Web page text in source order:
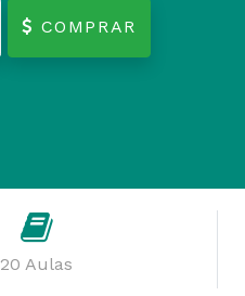
COMPRAR
20 Aulas